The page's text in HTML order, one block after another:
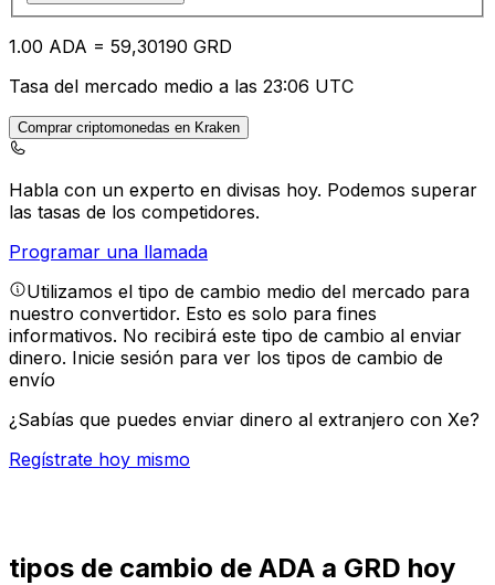
1.00 ADA = 59,30190 GRD
Tasa del mercado medio a las 23:06 UTC
Comprar criptomonedas en Kraken
Habla con un experto en divisas hoy. Podemos superar
las tasas de los competidores.
Programar una llamada
Utilizamos el tipo de cambio medio del mercado para
nuestro convertidor. Esto es solo para fines
informativos. No recibirá este tipo de cambio al enviar
dinero. Inicie sesión para ver los tipos de cambio de
envío
¿Sabías que puedes enviar dinero al extranjero con Xe?
Regístrate hoy mismo
tipos de cambio de ADA a GRD hoy